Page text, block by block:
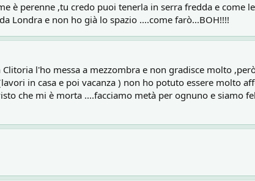
è perenne ,tu credo puoi tenerla in serra fredda e come
Londra e non ho già lo spazio ....come farò...BOH!!!!
Clitoria l'ho messa a mezzombra e non gradisce molto
in casa e poi vacanza ) non ho potuto essere molto
che mi è morta ....facciamo metà per ognuno e siamo